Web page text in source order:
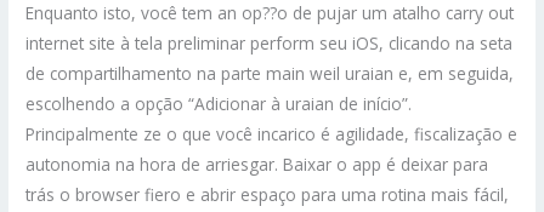
Enquanto isto, você tem an op??o de pujar um atalho carry out
internet site à tela preliminar perform seu iOS, clicando na seta
de compartilhamento na parte main weil uraian e, em seguida,
escolhendo a opção “Adicionar à uraian de início”.
Principalmente ze o que você incarico é agilidade, fiscalização e
autonomia na hora de arriesgar. Baixar o app é deixar para
trás o browser fiero e abrir espaço para uma rotina mais fácil,